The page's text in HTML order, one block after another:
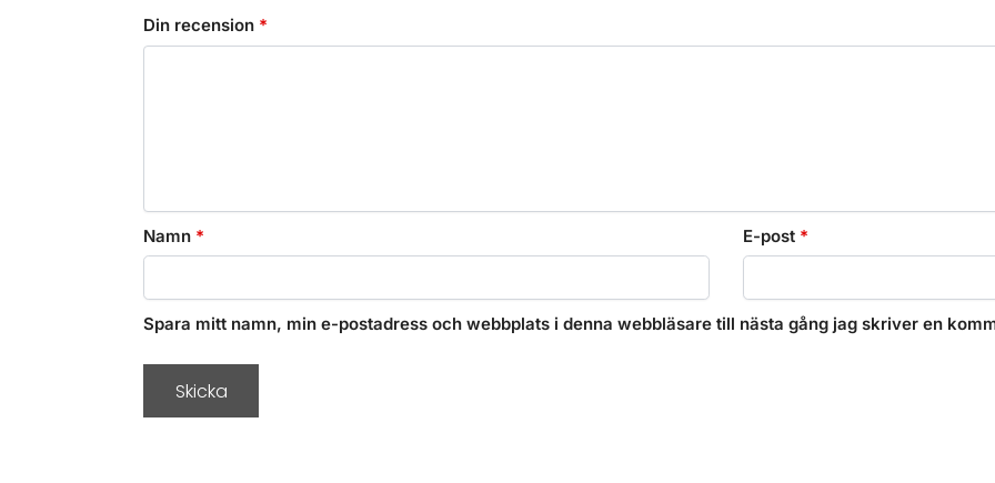
Din recension *
Namn * E-post *
Spara mitt namn, min e-postadress och webbplats i denna webbläsare till nästa gång jag skriver en